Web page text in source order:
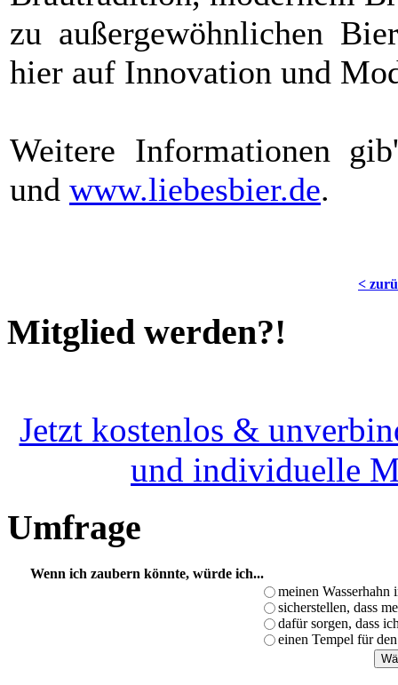
zu außergewöhnlichen
hier auf Innovation und
Weitere Informationen
und www.liebesbier.de.
<
Mitglied werden?!
Jetzt kostenlos &
und individuelle
Umfrage
Wenn ich zaubern könnte, würde ich...
meinen
sicherstellen, dass
dafür sorgen, dass
einen Tempel für